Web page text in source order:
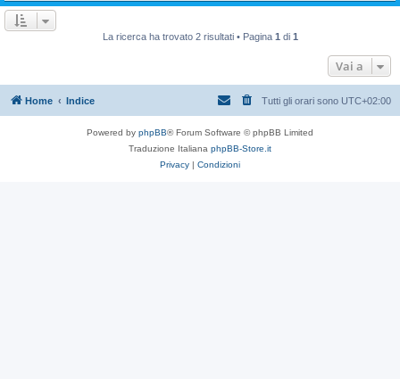
La ricerca ha trovato 2 risultati • Pagina 1 di 1
Vai a
Home Indice Tutti gli orari sono UTC+02:00
Powered by phpBB® Forum Software © phpBB Limited
Traduzione Italiana phpBB-Store.it
Privacy | Condizioni